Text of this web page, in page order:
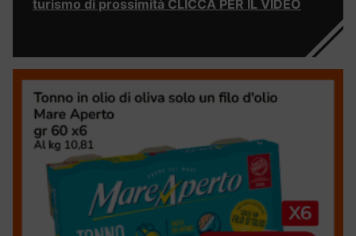
turismo di prossimità CLICCA PER IL VIDEO